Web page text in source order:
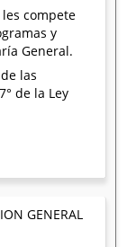
compete
y
General.
las
de la Ley
GENERAL